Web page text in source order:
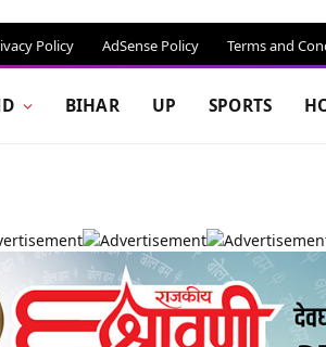
Policy AdSense Policy Terms and
BIHAR UP SPORTS